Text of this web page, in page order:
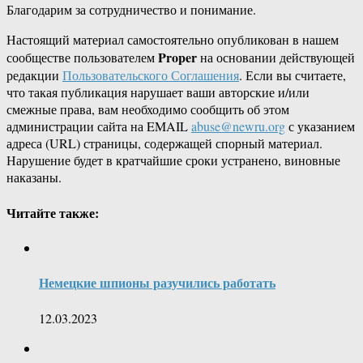
Благодарим за сотрудничество и понимание.
Настоящий материал самостоятельно опубликован в нашем
сообществе пользователемProperна основании действующей
редакции Пользовательского Соглашения. Если вы считаете,
что такая публикация нарушает ваши авторские и/или
смежные права, вам необходимо сообщить об этом
администрации сайта на EMAILabuse@newru.orgс указанием
адреса (URL) страницы, содержащей спорный материал.
Нарушение будет в кратчайшие сроки устранено, виновные
наказаны.
Читайте также:
Немецкие шпионы разучились работать
12.03.2023